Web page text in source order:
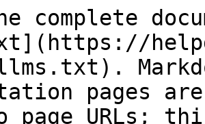
complete
pages
page URLs;